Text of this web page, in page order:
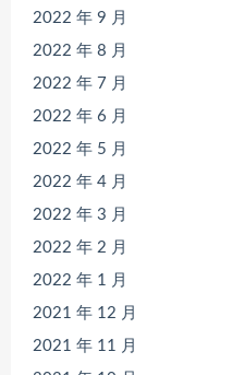
2022 年 9 月
2022 年 8 月
2022 年 7 月
2022 年 6 月
2022 年 5 月
2022 年 4 月
2022 年 3 月
2022 年 2 月
2022 年 1 月
2021 年 12 月
2021 年 11 月